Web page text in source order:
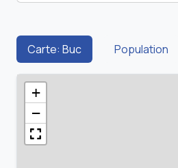
Carte: Buc Population
+
−